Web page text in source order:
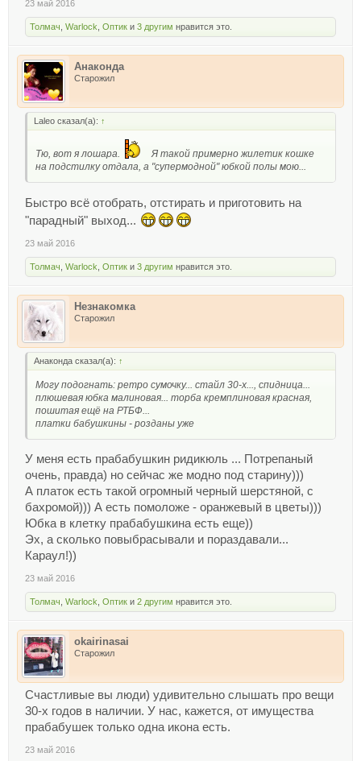
23 май 2016
Толмач Warlock Оптик и 3 другим нравится это.
Анаконда
Старожил
Laleo сказал(а): ↑
Тю, вот я лошара.
Я такой примерно жилетик кошке
на подстилку отдала, а "супермодной" юбкой полы мою...
Быстро всё отобрать, отстирать и приготовить на
"парадный" выход...
23 май 2016
Толмач Warlock Оптик и 3 другим нравится это.
Незнакомка
Старожил
Анаконда сказал(а): ↑
Могу подогнать: ретро сумочку... стайл 30-х..., спидница...
плюшевая юбка малиновая... торба кремплиновая красная,
пошитая ещё на РТБФ...
платки бабушкины - розданы уже
У меня есть прабабушкин ридикюль ... Потрепаный
очень, правда) но сейчас же модно под старину)))
А платок есть такой огромный черный шерстяной, с
бахромой))) А есть помоложе - оранжевый в цветы)))
Юбка в клетку прабабушкина есть еще))
Эх, а сколько повыбрасывали и пораздавали...
Караул!))
23 май 2016
Толмач Warlock Оптик и 2 другим нравится это.
okairinasai
Старожил
Счастливые вы люди) удивительно слышать про вещи
30-х годов в наличии. У нас, кажется, от имущества
прабабушек только одна икона есть.
23 май 2016